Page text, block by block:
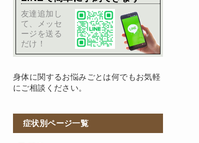
友達追加し
て、メッセ
ージを送る
だけ！
身体に関するお悩みごとは何でもお気軽
にご相談ください。
症状別ページ一覧